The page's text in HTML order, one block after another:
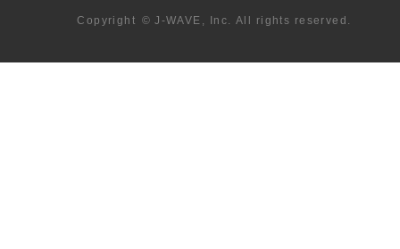
Copyright © J-WAVE, Inc. All rights reserved.